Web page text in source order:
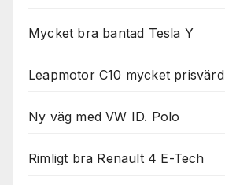
Mycket bra bantad Tesla Y
Leapmotor C10 mycket prisvärd
Ny väg med VW ID. Polo
Rimligt bra Renault 4 E-Tech